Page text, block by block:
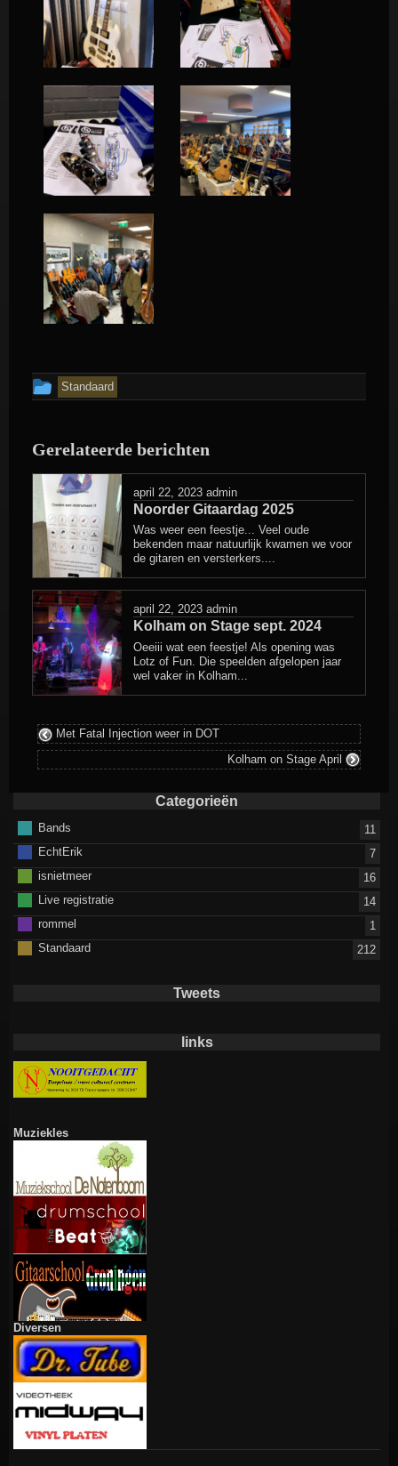
Dit
geplaatst
in
Standaard
Gerelateerde berichten
april 22, 2023 admin
Noorder Gitaardag 2025
Was weer een feestje... Veel oude
bekenden maar natuurlijk kwamen we voor
de gitaren en versterkers....
april 22, 2023 admin
Kolham on Stage sept. 2024
Oeeiii wat een feestje! Als opening was
Lotz of Fun. Die speelden afgelopen jaar
wel vaker in Kolham...
Met Fatal Injection weer in DOT
Kolham on Stage April
Categorieën
Bands
11
EchtErik
7
isnietmeer
16
Live registratie
14
rommel
1
Standaard
212
Tweets
links
Muziekles
Diversen